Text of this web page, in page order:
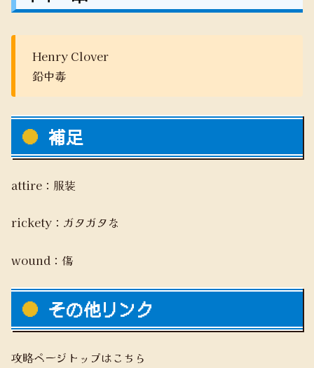
Henry Clover
鉛中毒
補足
attire：服装
rickety：ガタガタな
wound：傷
その他リンク
攻略ページトップはこちら